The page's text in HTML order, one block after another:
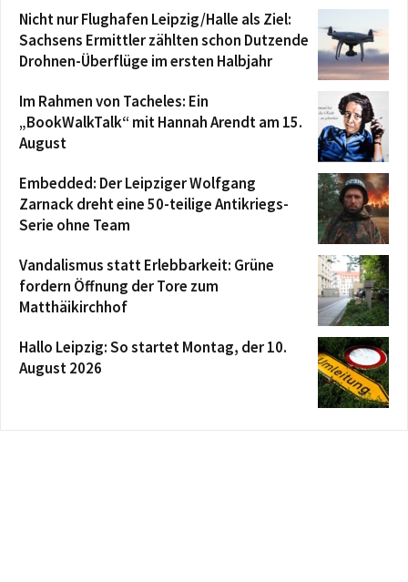
Nicht nur Flughafen Leipzig/Halle als Ziel:
Sachsens Ermittler zählten schon Dutzende
Drohnen-Überflüge im ersten Halbjahr
Im Rahmen von Tacheles: Ein
„BookWalkTalk“ mit Hannah Arendt am 15.
August
Embedded: Der Leipziger Wolfgang
Zarnack dreht eine 50-teilige Antikriegs-
Serie ohne Team
Vandalismus statt Erlebbarkeit: Grüne
fordern Öffnung der Tore zum
Matthäikirchhof
Hallo Leipzig: So startet Montag, der 10.
August 2026